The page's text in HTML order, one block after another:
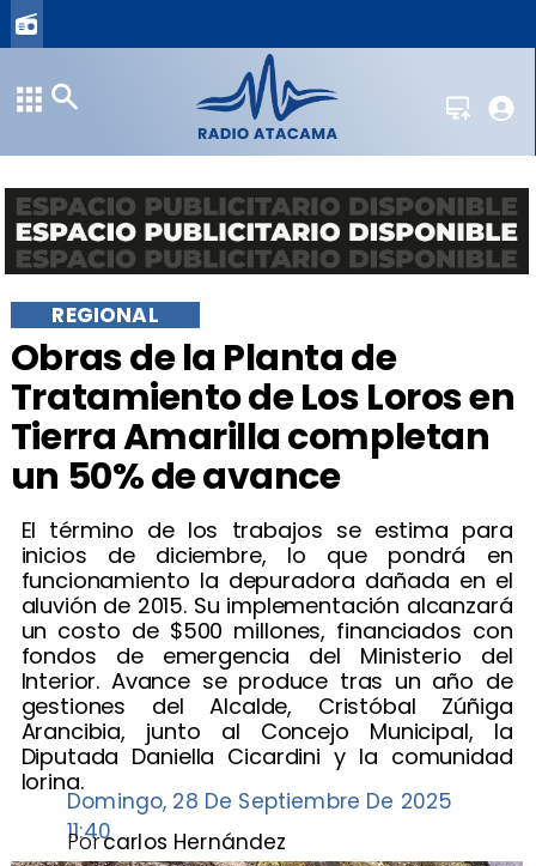
Obras de la Planta de
Tratamiento de Los Loros en
Tierra Amarilla completan
un 50% de avance
El término de los trabajos se estima para
inicios de diciembre, lo que pondrá en
funcionamiento la depuradora dañada en el
aluvión de 2015. Su implementación alcanzará
un costo de $500 millones, financiados con
fondos de emergencia del Ministerio del
Interior. Avance se produce tras un año de
gestiones del Alcalde, Cristóbal Zúñiga
Arancibia, junto al Concejo Municipal, la
Diputada Daniella Cicardini y la comunidad
lorina.
REGIONAL
Domingo, 28 De Septiembre De 2025
11:40carlos Hernández
Por